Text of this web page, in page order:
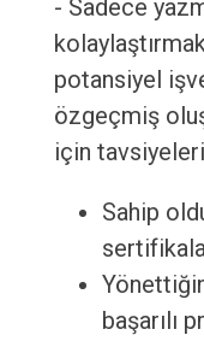
- Sadece
potansiyel
özgeçmiş
için
Sahip
başarılı